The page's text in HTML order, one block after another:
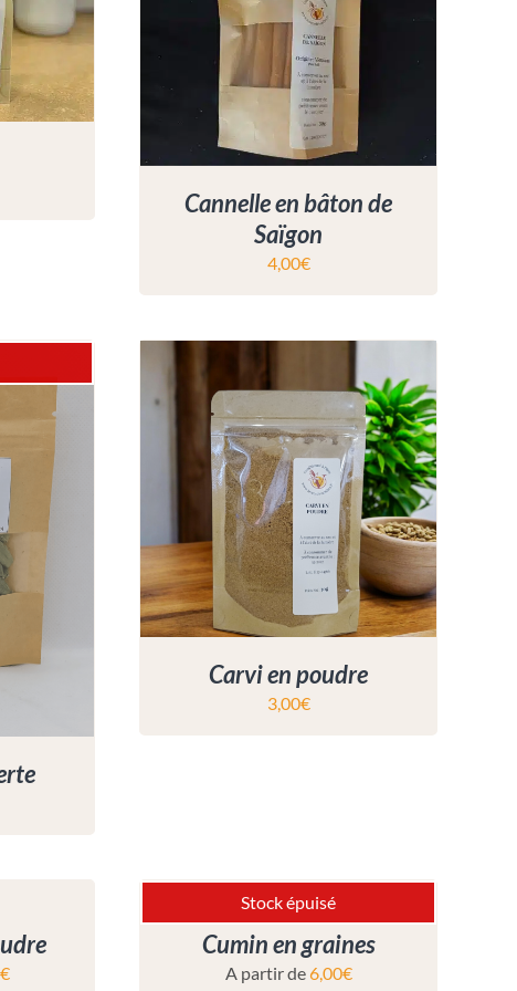
Cannelle en bâton de
Saïgon
4,00€
Carvi en poudre
3,00€
€
Stock épuisé
Cumin en graines
A partir de6,00€